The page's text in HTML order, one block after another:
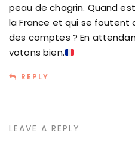
peau de chagrin. Quand
la France et qui se foutent
des comptes ? En
votons bien.
REPLY
LEAVE A REPLY